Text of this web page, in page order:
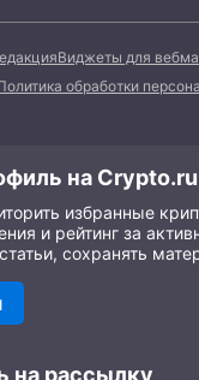
Виджеты для
обработки
на Crypto.ru
избранные
и рейтинг за
сохранять